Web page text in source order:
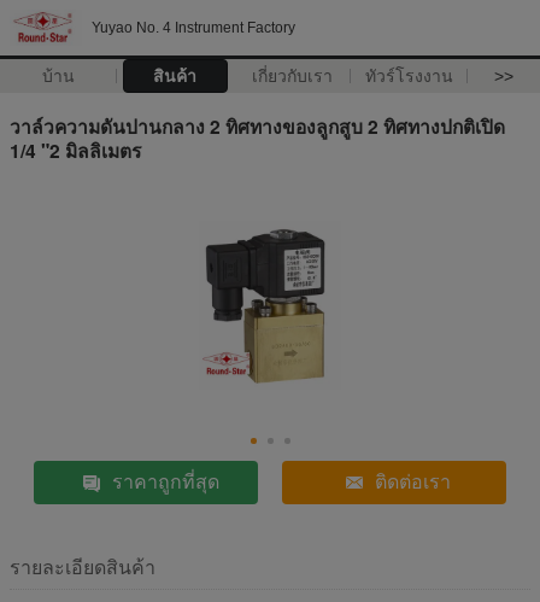
Yuyao No. 4 Instrument Factory
บ้าน สินค้า เกี่ยวกับเรา ทัวร์โรงงาน >>
วาล์วความดันปานกลาง 2 ทิศทางของลูกสูบ 2 ทิศทางปกติเปิด
1/4 "2 มิลลิเมตร
ราคาถูกที่สุด ติดต่อเรา
รายละเอียดสินค้า